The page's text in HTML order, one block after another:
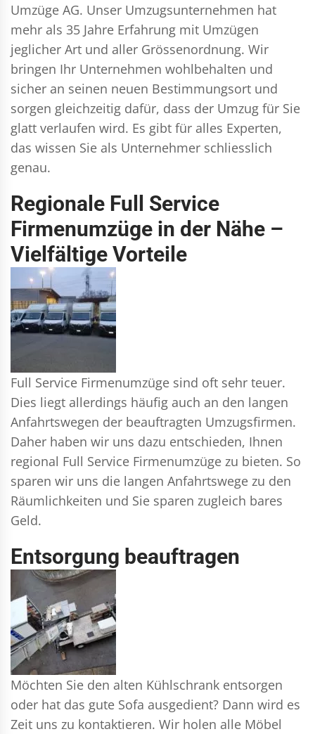
Umzüge AG. Unser Umzugsunternehmen hat
mehr als 35 Jahre Erfahrung mit Umzügen
jeglicher Art und aller Grössenordnung. Wir
bringen Ihr Unternehmen wohlbehalten und
sicher an seinen neuen Bestimmungsort und
sorgen gleichzeitig dafür, dass der Umzug für Sie
glatt verlaufen wird. Es gibt für alles Experten,
das wissen Sie als Unternehmer schliesslich
genau.
Regionale Full Service
Firmenumzüge in der Nähe –
Vielfältige Vorteile
Full Service Firmenumzüge sind oft sehr teuer.
Dies liegt allerdings häufig auch an den langen
Anfahrtswegen der beauftragten Umzugsfirmen.
Daher haben wir uns dazu entschieden, Ihnen
regional Full Service Firmenumzüge zu bieten. So
sparen wir uns die langen Anfahrtswege zu den
Räumlichkeiten und Sie sparen zugleich bares
Geld.
Entsorgung beauftragen
Möchten Sie den alten Kühlschrank entsorgen
oder hat das gute Sofa ausgedient? Dann wird es
Zeit uns zu kontaktieren. Wir holen alle Möbel